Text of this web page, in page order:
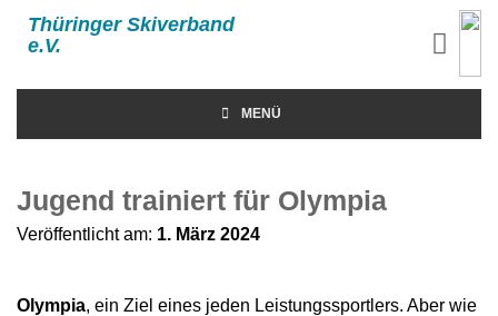
Thüringer Skiverband
e.V.
MENÜ
Jugend trainiert für Olympia
Veröffentlicht am: 1. März 2024
Olympia, ein Ziel eines jeden Leistungssportlers. Aber wie